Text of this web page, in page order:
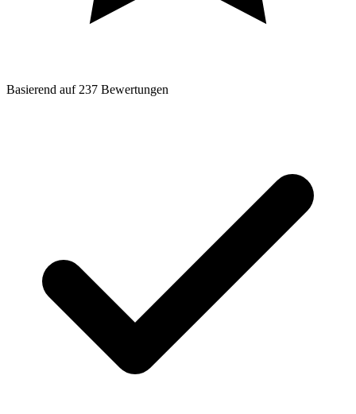
Basierend auf 237 Bewertungen